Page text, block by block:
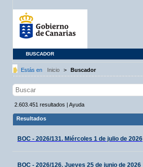
BUSCADOR
Estás en Inicio > Buscador
2.603.451 resultados | Ayuda
Resultados
BOC - 2026/131. Miércoles 1 de julio de 2026
BOC - 2026/126. Jueves 25 de junio de 2026